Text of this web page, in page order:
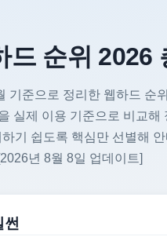
드 순위 2026
기준으로 정리한 웹하드 순
실제 이용 기준으로 비교
기 쉽도록 핵심만 선별해
년 8월 8일 업데이트]
썬